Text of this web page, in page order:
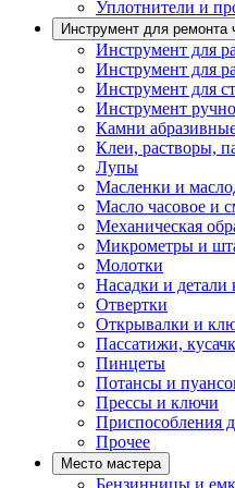
Уплотнители и
Инструмент для ремонта
Инструмент для
Инструмент для
Инструмент для
Инструмент
Камни
Клеи, растворы,
Лупы
Масленки и
Масло часовое и
Механическая
Микрометры и
Молотки
Насадки и детали
Отвертки
Открывалки и
Пассатижи,
Пинцеты
Потансы и
Прессы и ключи
Приспособления
Прочее
Место мастера
Бензинницы и